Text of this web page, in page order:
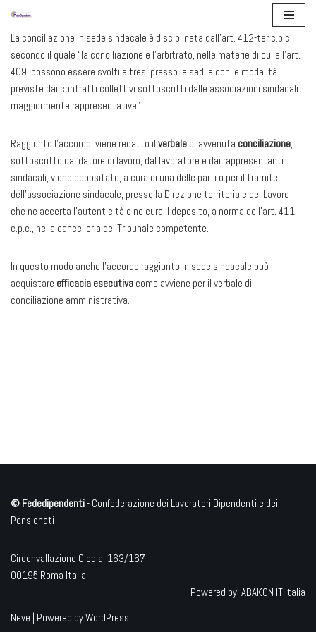
Vai
al
contenuto
La conciliazione in sede sindacale è disciplinata dall’art. 412-ter c.p.c.
secondo il quale “la conciliazione e l’arbitrato, nelle materie di cui all’art.
409, possono essere svolti altresì presso le sedi e con le modalità
previste dai contratti collettivi sottoscritti dalle associazioni sindacali
maggiormente rappresentative”.
Raggiunto l’accordo, viene redatto il verbale di avvenuta conciliazione,
sottoscritto dal datore di lavoro, dal lavoratore e dai rappresentanti
sindacali, viene depositato, a cura di una delle parti o per il tramite
dell’associazione sindacale, presso la Direzione territoriale del Lavoro
che ne accerta l’autenticità e ne cura il deposito, a norma dell’art. 411
c.p.c., nella cancelleria del Tribunale competente.
In questo modo anche l’accordo raggiunto in sede sindacale può
acquistare efficacia esecutiva come avviene per il verbale di
conciliazione amministrativa.
© Fededipendenti- Confederazione dei Lavoratori Dipendenti e dei
Pensionati
Circonvallazione Clodia, 163/167
00195 Roma Italia
Powered by: ABAKON IT Italia
Neve | Powered byWordPress